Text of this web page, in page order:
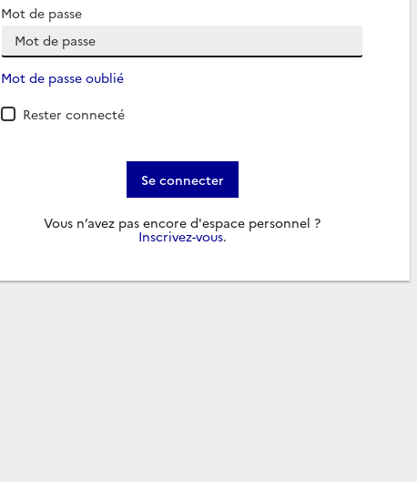
Mot de passe
Mot de passe oublié
Rester connecté
Se connecter
Vous n’avez pas encore d'espace personnel ?
Inscrivez-vous.